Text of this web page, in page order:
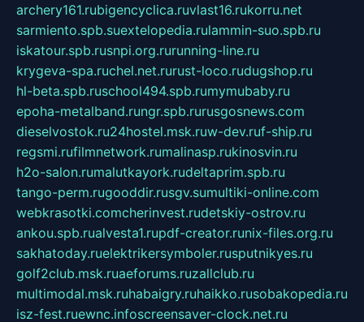
archery161.rubigencyclica.ruvlast16.rukorru.net
sarmiento.spb.suextelopedia.rulammin-suo.spb.ru
iskatour.spb.rusnpi.org.rurunning-line.ru
krygeva-spa.ruchel.net.rurust-loco.rudugshop.ru
hl-beta.spb.ruschool494.spb.rumymubaby.ru
epoha-metalband.rungr.spb.rurusgosnews.com
dieselvostok.ru24hostel.msk.ruw-dev.ruf-ship.ru
regsmi.rufilmnetwork.rumalinasp.rukinosvin.ru
h2o-salon.rumalutkayork.rudeltaprim.spb.ru
tango-perm.rugooddir.rusgv.sumultiki-online.com
webkrasotki.comcherinvest.rudetskiy-ostrov.ru
ankou.spb.rualvesta1.rupdf-creator.runix-files.org.ru
sakhatoday.ruelektrikersymboler.rusputnikyes.ru
golf2club.msk.ruaeforums.ruzallclub.ru
multimodal.msk.ruhabaigry.ruhaikko.rusobakopedia.ru
isz-fest.ruewnc.infoscreensaver-clock.net.ru